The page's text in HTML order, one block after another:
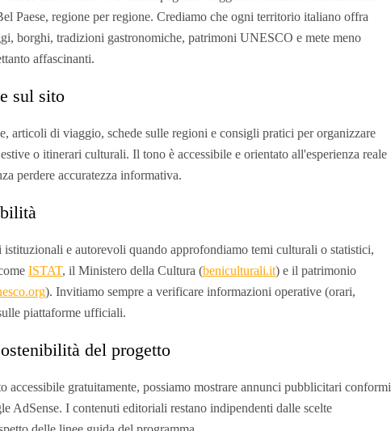
Paese, regione per regione. Crediamo che ogni territorio italiano offra
borghi, tradizioni gastronomiche, patrimoni UNESCO e mete meno
affascinanti.
sul sito
articoli di viaggio, schede sulle regioni e consigli pratici per organizzare
o itinerari culturali. Il tono è accessibile e orientato all'esperienza reale
perdere accuratezza informativa.
e autorevoli quando approfondiamo temi culturali o statistici,
ISTAT, il Ministero della Cultura (beniculturali.it) e il patrimonio
). Invitiamo sempre a verificare informazioni operative (orari,
piattaforme ufficiali.
del progetto
accessibile gratuitamente, possiamo mostrare annunci pubblicitari conformi
AdSense. I contenuti editoriali restano indipendenti dalle scelte